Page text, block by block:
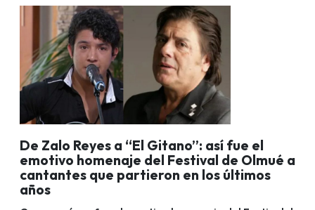
De Zalo Reyes a “El Gitano”: así fue el
emotivo homenaje del Festival de Olmué a
cantantes que partieron en los últimos
años